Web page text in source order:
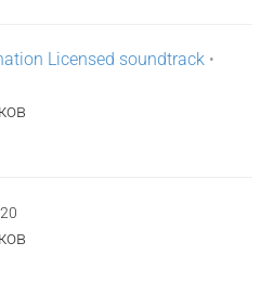
Licensed soundtrack •